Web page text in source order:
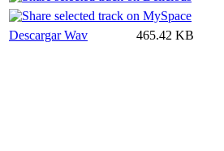
Descargar Wav 465.42 KB